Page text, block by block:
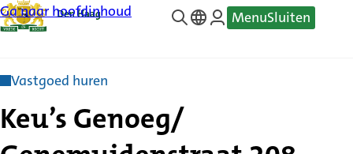
Ga naar hoofdinhoud
—
MenuSluiten
Vastgoed huren
Keu’s Genoeg/